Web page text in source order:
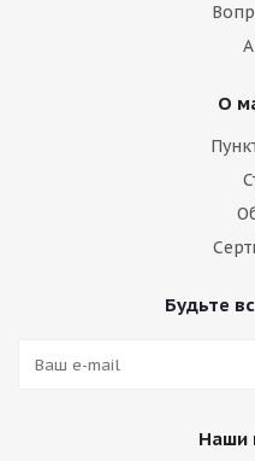
О
Будьте
Наши